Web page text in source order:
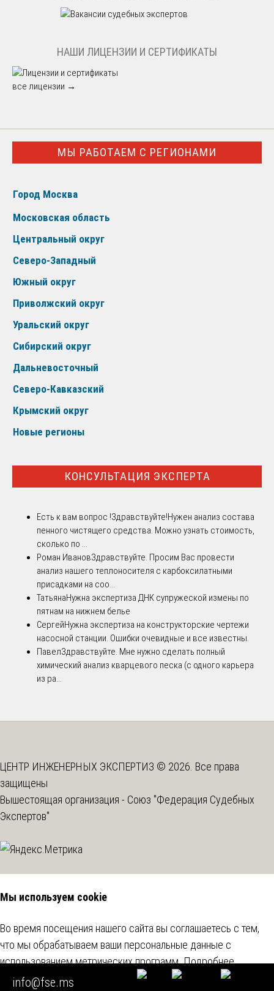
НАШИ ЛИЦЕНЗИИ И СЕРТИФИКАТЫ
все лицензии →
МЫ РАБОТАЕМ С РЕГИОНАМИ
Город Москва
Московская область
Центральный округ
Северо-Западный
Южный округ
Приволжский округ
Уральский округ
Сибирский округ
Дальневосточный
Северо-Кавказский
Крымский округ
Новые регионы
КОНСУЛЬТАЦИЯ ЭКСПЕРТА
Есть к вам вопрос !Здравствуйте!Нужен анализ состава
пенного чистящего средства. Можно узнать стоимость,
сколько по ...
Роман ИвановЗдравствуйте. Просим Вас провести
анализ нашего теплоносителя с карбоксилатными
присадками на соо...
ТатьянаНужна экспертиза ДНК супружеской измены по
пятнам на нижнем белье
СергейНужна экспертиза на конструкторские чертежи
насосной станции. Ошибки очевидные и все известны.
ПавелЗдравствуйте. Мне нужно сделать полный
химический анализ кварцевого песка (с одного карьера
из ра...
ЦЕНТР ИНЖЕНЕРНЫХ ЭКСПЕРТИЗ © 2026. Все права
защищены
Вышестоящая организация - Союз "Федерация Судебных
Экспертов"
info@fse.ms
Мы используем cookie
Во время посещения нашего сайта вы соглашаетесь с тем,
что мы обрабатываем ваши персональные данные с
использованием метрических программ.Подробнее